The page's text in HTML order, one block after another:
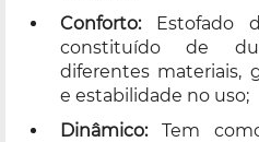
Conforto:Estofado
constituído de
diferentes materiais,
e estabilidade no uso;
Dinâmico:Tem